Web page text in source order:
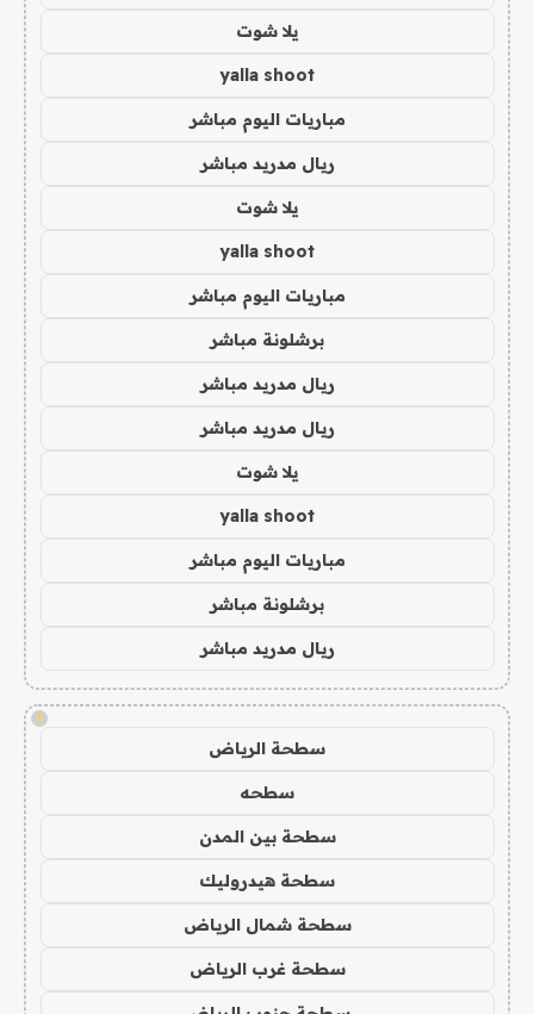
يلا شوت
yalla shoot
مباريات اليوم مباشر
ريال مدريد مباشر
يلا شوت
yalla shoot
مباريات اليوم مباشر
برشلونة مباشر
ريال مدريد مباشر
ريال مدريد مباشر
يلا شوت
yalla shoot
مباريات اليوم مباشر
برشلونة مباشر
ريال مدريد مباشر
!
سطحة الرياض
سطحه
سطحة بين المدن
سطحة هيدروليك
سطحة شمال الرياض
سطحة غرب الرياض